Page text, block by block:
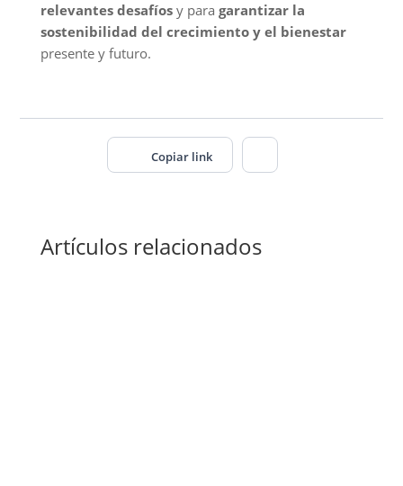
relevantes desafíos y para garantizar la
sostenibilidad del crecimiento y el bienestar
presente y futuro.
Copiar link
Artículos relacionados